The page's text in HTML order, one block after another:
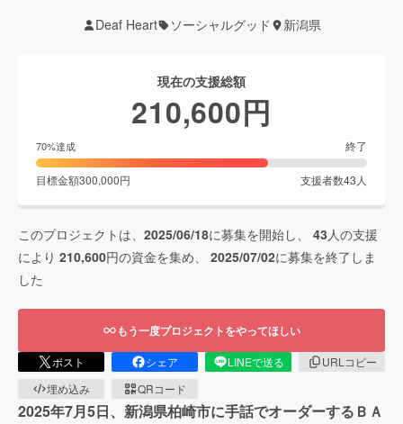
Deaf Heart ソーシャルグッド 新潟県
現在の支援総額
210,600円
70%達成 終了
目標金額300,000円 支援者数43人
このプロジェクトは、 2025/06/18に募集を開始し、 43人の支援
により 210,600円の資金を集め、 2025/07/02に募集を終了しま
した
もう一度プロジェクトをやってほしい
ポスト シェア LINEで送る
URLコピー
埋め込み
QRコード
2025年7月5日、新潟県柏崎市に手話でオーダーするＢＡ